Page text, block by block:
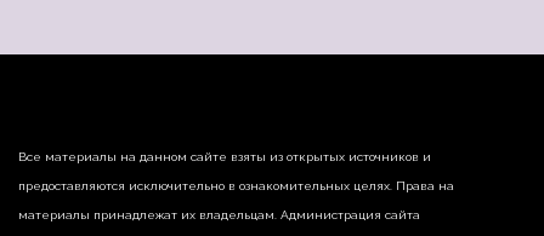
Все материалы на данном сайте взяты из открытых источников и
предоставляются исключительно в ознакомительных целях. Права на
материалы принадлежат их владельцам. Администрация сайта